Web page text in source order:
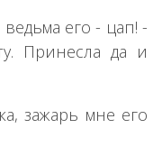
его - цап! -
Принесла да и
зажарь мне его